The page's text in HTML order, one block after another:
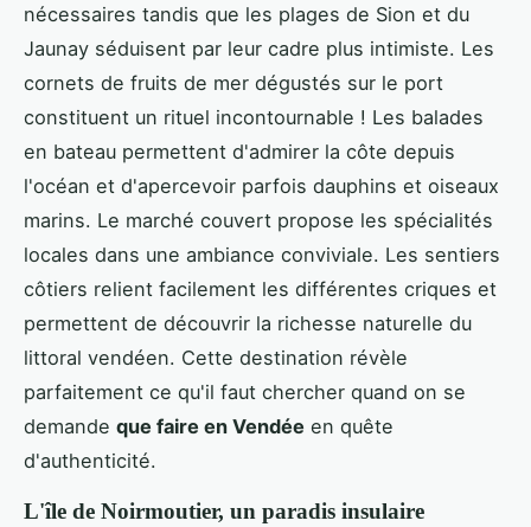
nécessaires tandis que les plages de Sion et du
Jaunay séduisent par leur cadre plus intimiste. Les
cornets de fruits de mer dégustés sur le port
constituent un rituel incontournable ! Les balades
en bateau permettent d'admirer la côte depuis
l'océan et d'apercevoir parfois dauphins et oiseaux
marins. Le marché couvert propose les spécialités
locales dans une ambiance conviviale. Les sentiers
côtiers relient facilement les différentes criques et
permettent de découvrir la richesse naturelle du
littoral vendéen. Cette destination révèle
parfaitement ce qu'il faut chercher quand on se
demande que faire en Vendée en quête
d'authenticité.
L'île de Noirmoutier, un paradis insulaire